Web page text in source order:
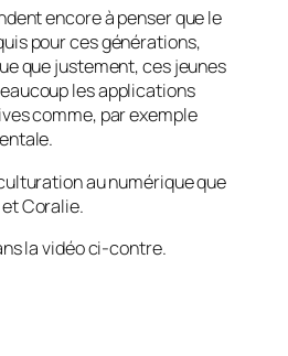
encore à penser que le
pour ces générations,
que justement, ces jeunes
les applications
comme, par exemple
au numérique que
Coralie.
la vidéo ci-contre.